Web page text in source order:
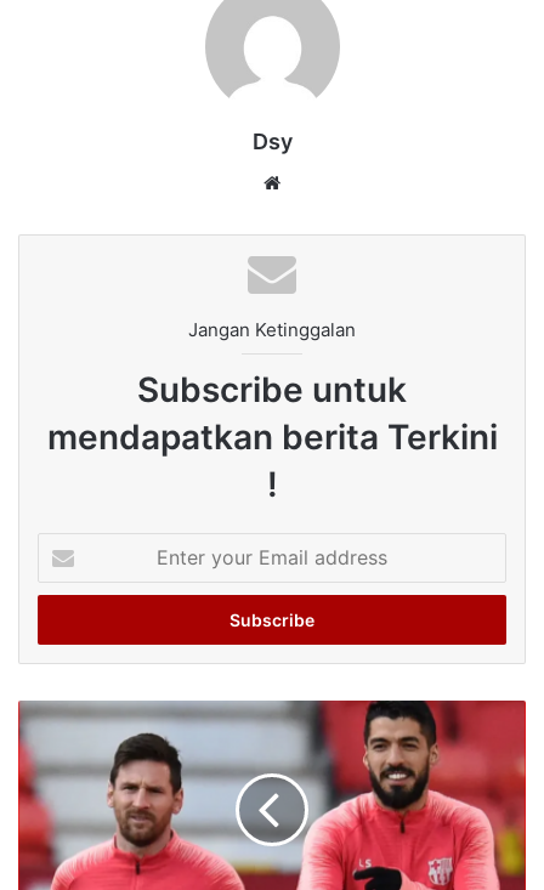
Dsy
Jangan Ketinggalan
Subscribe untuk
mendapatkan berita Terkini
!
your
Email